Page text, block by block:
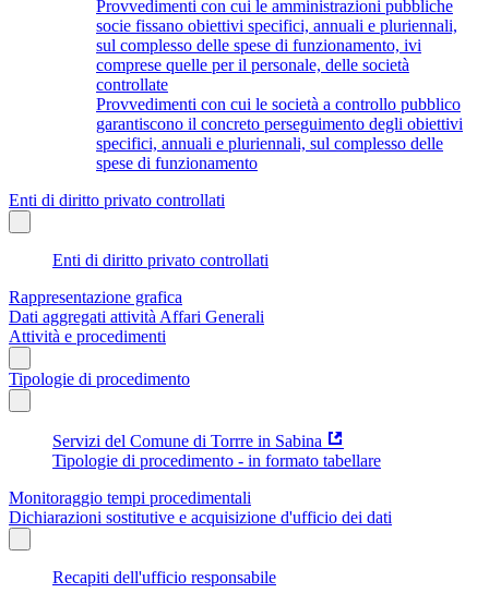
Provvedimenti con cui le amministrazioni pubbliche
socie fissano obiettivi specifici, annuali e pluriennali,
sul complesso delle spese di funzionamento, ivi
comprese quelle per il personale, delle società
controllate
Provvedimenti con cui le società a controllo pubblico
garantiscono il concreto perseguimento degli obiettivi
specifici, annuali e pluriennali, sul complesso delle
spese di funzionamento
Enti di diritto privato controllati
Enti di diritto privato controllati
Rappresentazione grafica
Dati aggregati attività Affari Generali
Attività e procedimenti
Tipologie di procedimento
Servizi del Comune di Torrre in Sabina
Tipologie di procedimento - in formato tabellare
Monitoraggio tempi procedimentali
Dichiarazioni sostitutive e acquisizione d'ufficio dei dati
Recapiti dell'ufficio responsabile